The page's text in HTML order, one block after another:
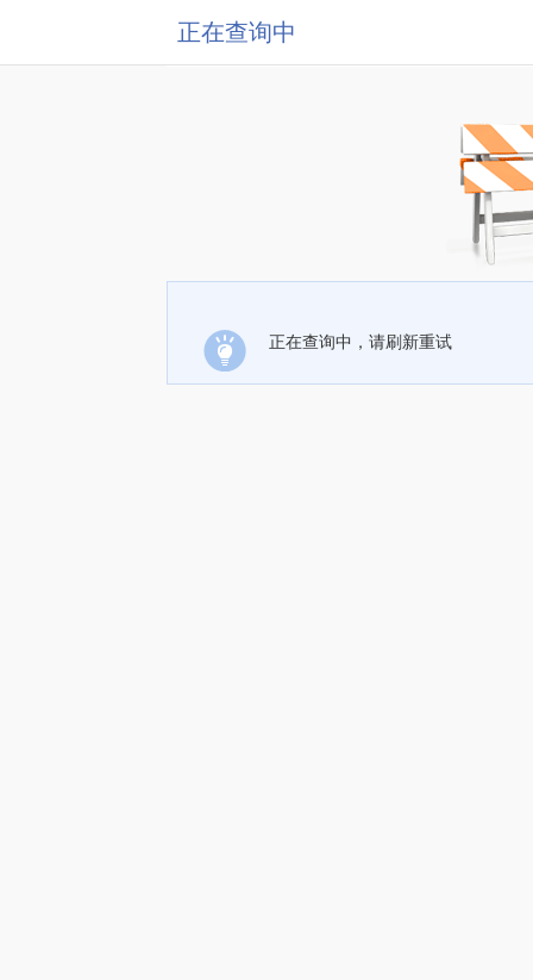
正在查询中
正在查询中，请刷新重试